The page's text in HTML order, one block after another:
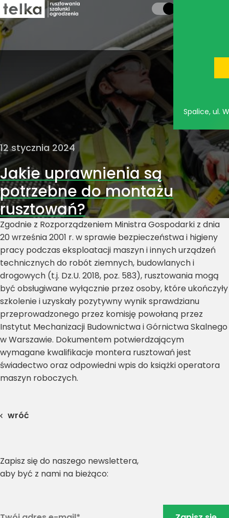
Spalice, ul.
12 stycznia 2024
Jakie uprawnienia są
potrzebne do montażu
rusztowań?
Zgodnie z Rozporządzeniem Ministra Gospodarki z dnia
20 września 2001 r. w sprawie bezpieczeństwa i higieny
pracy podczas eksploatacji maszyn i innych urządzeń
technicznych do robót ziemnych, budowlanych i
drogowych (t.j. Dz.U. 2018, poz. 583), rusztowania mogą
być obsługiwane wyłącznie przez osoby, które ukończyły
szkolenie i uzyskały pozytywny wynik sprawdzianu
przeprowadzonego przez komisję powołaną przez
Instytut Mechanizacji Budownictwa i Górnictwa Skalnego
w Warszawie. Dokumentem potwierdzającym
wymagane kwalifikacje montera rusztowań jest
świadectwo oraz odpowiedni wpis do książki operatora
maszyn roboczych.
wróć
Zapisz się do naszego newslettera,
aby być z nami na bieżąco: